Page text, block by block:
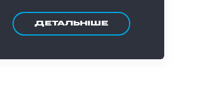
ДЕТАЛЬНІШЕ